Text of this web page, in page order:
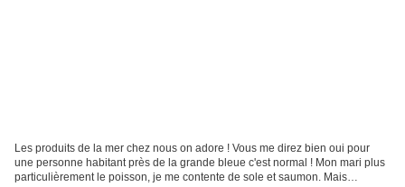
Les produits de la mer chez nous on adore ! Vous me direz bien oui pour
une personne habitant près de la grande bleue c'est normal ! Mon mari plus
particulièrement le poisson, je me contente de sole et saumon. Mais